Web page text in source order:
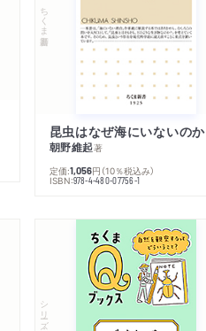
ちくま新書
昆虫はなぜ海にいないのか
朝野維起著
定価:1,056円 （10％税込み）
ISBN:978-4-480-07756-1
シリーズ・全集